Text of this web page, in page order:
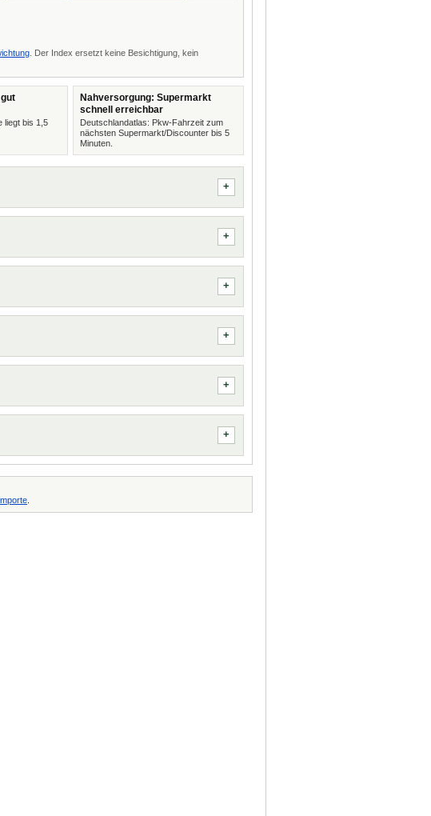
. Der Index ersetzt keine Besichtigung, kein
liegt bis 1,5
Nahversorgung: Supermarkt
schnell erreichbar
Deutschlandatlas: Pkw-Fahrzeit zum
nächsten Supermarkt/Discounter bis 5
Minuten.